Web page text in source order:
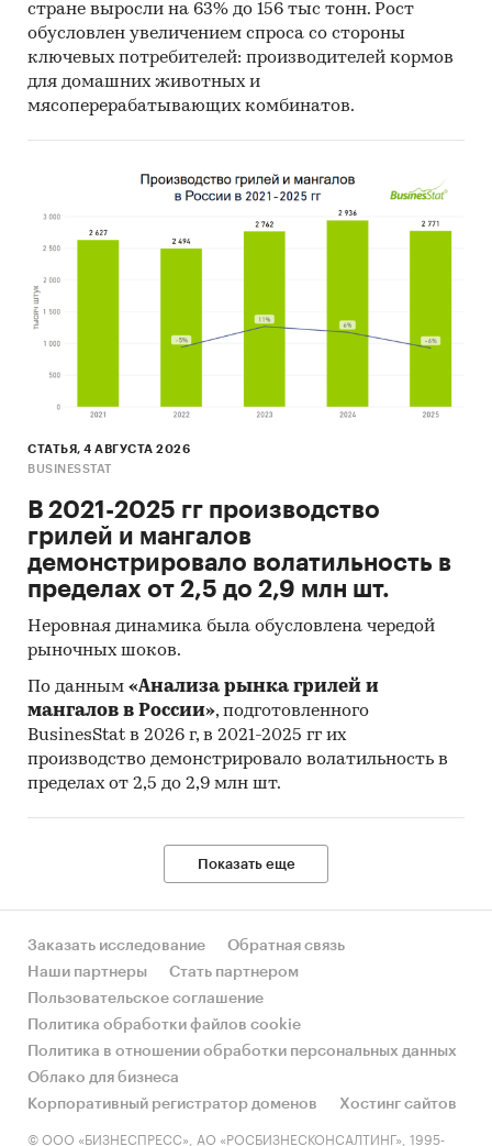
рынка
Материалы сайтов исследуемой тематики
(электронные торговые/тендерные
площадки, доски объявлений,
маркетинговых и консалтинговых агентств
(KPMG, PWC, EY, BCG, Deloitte, Bain, McKinsey,
IHS, Argus, Platts, Nexant, Thomson Reuters,
ЦДУ-ТЭК, Кортес и пр.)
Региональные и федеральные СМИ
Порталы раскрытия информации
(отчетность открытых акционерных
обществ)
отрасли, материалы отраслевых
Проведение интервью под легендой с
участниками рынка, занимающимися
производством и реализацией исследуемой
Прочие источники
Категории: Россия
Антистатическая мебель
стране выросли на 63% до 156 тыс тонн. Рост
обусловлен увеличением спроса со стороны
ключевых потребителей: производителей кормов
для домашних животных и
мясоперерабатывающих комбинатов.
СТАТЬЯ, 4 АВГУСТА 2026
BUSINESSTAT
В 2021-2025 гг производство
грилей и мангалов
демонстрировало волатильность в
пределах от 2,5 до 2,9 млн шт.
Неровная динамика была обусловлена чередой
рыночных шоков.
По данным «Анализа рынка грилей и
мангалов в России», подготовленного
BusinesStat в 2026 г, в 2021-2025 гг их
производство демонстрировало волатильность в
пределах от 2,5 до 2,9 млн шт.
Показать еще
Заказать исследование
Обратная связь
Наши партнеры
Стать партнером
Пользовательское соглашение
Политика обработки файлов cookie
Политика в отношении обработки персональных данных
Облако для бизнеса
Корпоративный регистратор доменов
Хостинг сайтов
© ООО «БИЗНЕСПРЕСС», АО «РОСБИЗНЕСКОНСАЛТИНГ», 1995-